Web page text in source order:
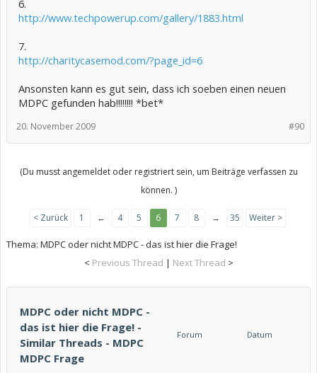
6.
http://www.techpowerup.com/gallery/1883.html
7.
http://charitycasemod.com/?page_id=6
Ansonsten kann es gut sein, dass ich soeben einen neuen
MDPC gefunden hab!!!!!!!! *bet*
#90
20. November 2009
(Du musst angemeldet oder registriert sein, um Beiträge verfassen zu
können. )
< Zurück 1 ← 4 5 6 7 8 → 35 Weiter >
Thema: MDPC oder nicht MDPC - das ist hier die Frage!
< Previous Thread | Next Thread >
MDPC oder nicht MDPC -
das ist hier die Frage! -
Similar Threads - MDPC
MDPC Frage
Forum Datum